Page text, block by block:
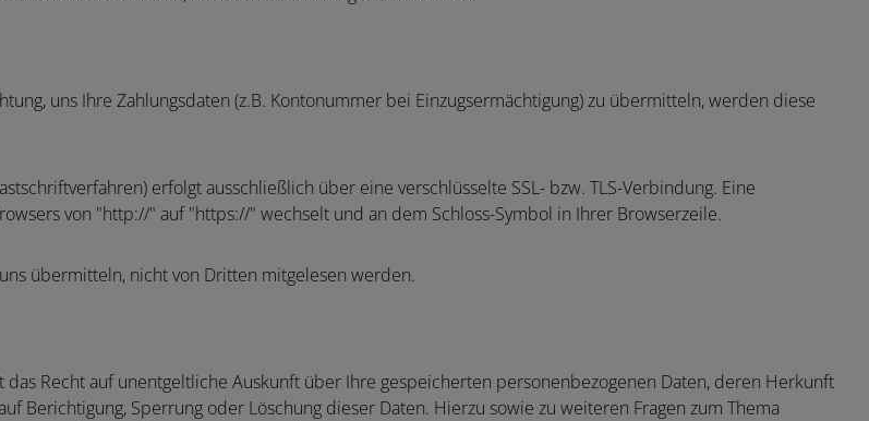
uns Ihre Zahlungsdaten (z.B. Kontonummer bei Einzugsermächtigung) zu übermitteln, werden diese
erfolgt ausschließlich über eine verschlüsselte SSL- bzw. TLS-Verbindung. Eine
von "http://" auf "https://" wechselt und an dem Schloss-Symbol in Ihrer Browserzeile.
übermitteln, nicht von Dritten mitgelesen werden.
Recht auf unentgeltliche Auskunft über Ihre gespeicherten personenbezogenen Daten, deren Herkunft
Berichtigung, Sperrung oder Löschung dieser Daten. Hierzu sowie zu weiteren Fragen zum Thema